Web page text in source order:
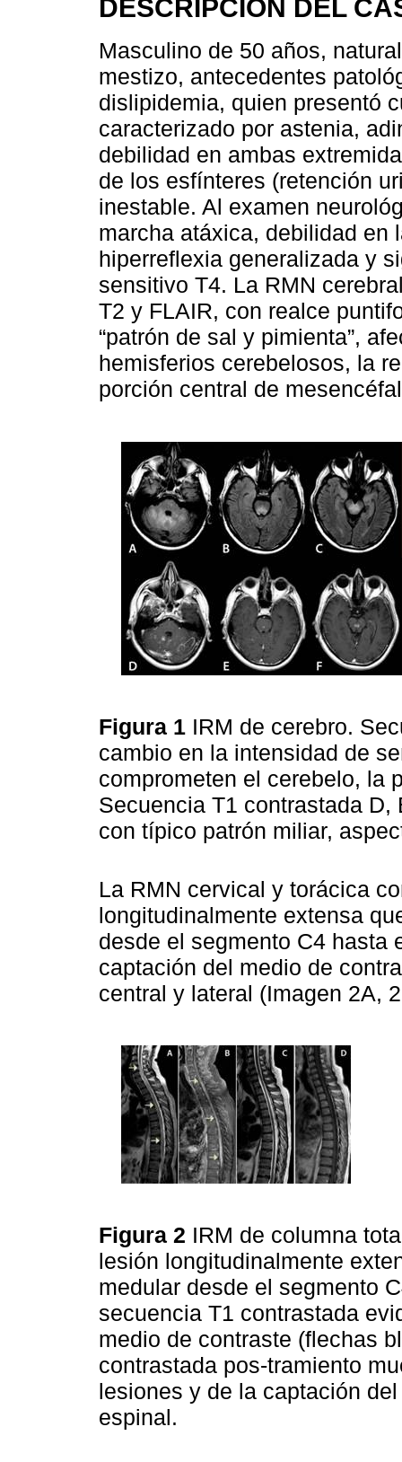
DESCRIPCIÓN DEL
Masculino de 50 años,
mestizo, antecedentes
dislipidemia, quien presentó
caracterizado por astenia,
debilidad en ambas
de los esfínteres (retención
inestable. Al examen
marcha atáxica, debilidad en
hiperreflexia generalizada y
sensitivo T4. La RMN
T2 y FLAIR, con realce
“patrón de sal y pimienta”,
hemisferios cerebelosos, la
porción central de
Figura 1 IRM de cerebro.
cambio en la intensidad de
comprometen el cerebelo, la
Secuencia T1 contrastada
con típico patrón miliar,
La RMN cervical y torácica
longitudinalmente extensa
desde el segmento C4 hasta
captación del medio de
central y lateral (Imagen 2A,
Figura 2 IRM de columna
lesión longitudinalmente
medular desde el segmento
secuencia T1 contrastada
medio de contraste (flechas
contrastada pos-tramiento
lesiones y de la captación
espinal.